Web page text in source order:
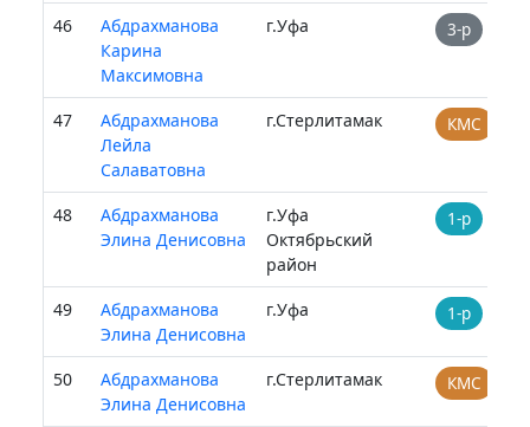
46
Абдрахманова
Карина
Максимовна
г.Уфа 3-р
47
Абдрахманова
Лейла
Салаватовна
г.Стерлитамак КМС
48
Абдрахманова
Элина Денисовна
г.Уфа
Октябрьский
район
1-р
49
Абдрахманова
Элина Денисовна
г.Уфа 1-р
50
Абдрахманова
Элина Денисовна
г.Стерлитамак КМС